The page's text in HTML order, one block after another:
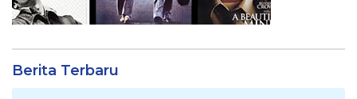
Berita Terbaru